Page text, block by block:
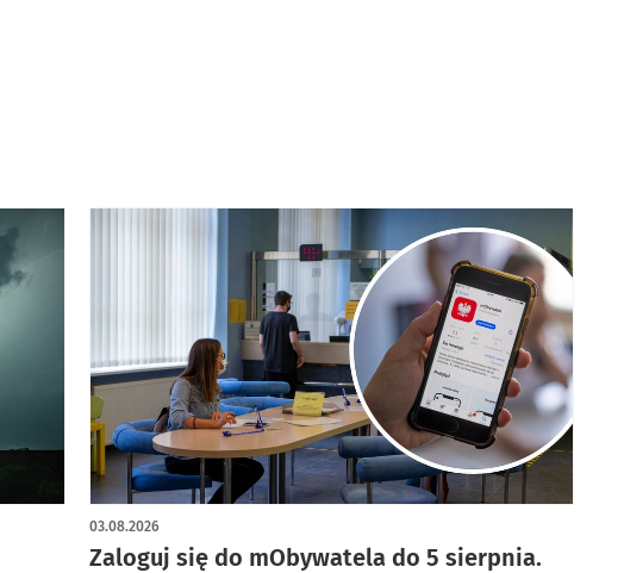
Zaloguj się do mObywatela do 5 sierpnia.
03.08.2026